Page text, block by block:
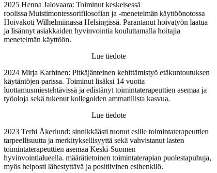
2025 Henna Jalovaara: Toiminut keskeisessä
roolissa Muistimontessorifilosofian ja -menetelmän käyttöönotossa
Hoivakoti Wilhelmiinassa Helsingissä. Parantanut hoivatyön laatua
ja lisännyt asiakkaiden hyvinvointia kouluttamalla hoitajia
menetelmän käyttöön.
Lue tiedote
2024 Mirja Karhinen: Pitkäjänteinen kehittämistyö etäkuntoutuksen
käytäntöjen parissa. Toiminut lisäksi 14 vuotta
luottamusmiestehtävissä ja edistänyt toimintaterapeuttien asemaa ja
työoloja sekä tukenut kollegoiden ammatillista kasvua.
Lue tiedote
2023 Terhi Åkerlund: sinnikkäästi tuonut esille toimintaterapeuttien
tarpeellisuutta ja merkityksellisyyttä sekä vahvistanut lasten
toimintaterapeuttien asemaa Keski-Suomen
hyvinvointialueella. määrätietoinen toimintaterapian puolestapuhuja,
myös helposti lähestyttävä ja positiivinen esihenkilö.